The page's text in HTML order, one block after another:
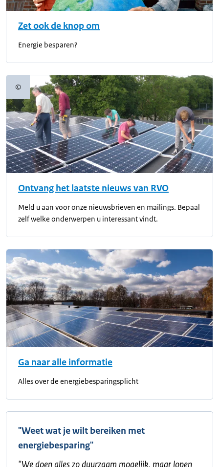
Zet ook de knop om
Energie besparen?
©Copyrightinformatie
Ontvang het laatste nieuws van RVO
Meld u aan voor onze nieuwsbrieven en mailings. Bepaal
zelf welke onderwerpen u interessant vindt.
Ga naar alle informatie
Alles over de energiebesparingsplicht
"Weet wat je wilt bereiken met
energiebesparing"
"We doen alles zo duurzaam mogelijk, maar lopen